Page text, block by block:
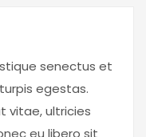
senectus et
egestas.
vitae, ultricies
eu libero sit